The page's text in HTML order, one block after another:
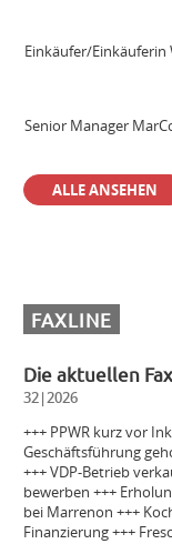
Einkäufer/
Senior Manager
Sales Manager &
Einkäuferin/
Bezirksleiter /
ALLE ANSEHEN
FAXLINE
Die aktuellen
32|2026
+++ PPWR kurz vor
Geschäftsführung
+++ VDP-Betrieb
bewerben +++
bei Marrenon +++
Finanzierung +++